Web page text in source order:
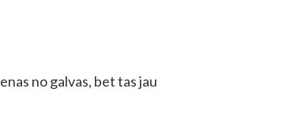
no galvas, bet tas jau